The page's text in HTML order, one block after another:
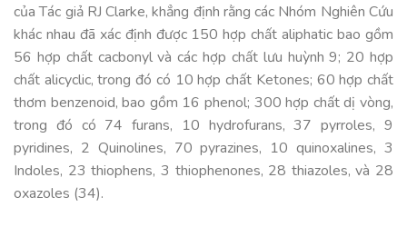
của Tác giả RJ Clarke, khẳng định rằng các Nhóm Nghiên Cứu
khác nhau đã xác định được 150 hợp chất aliphatic bao gồm
56 hợp chất cacbonyl và các hợp chất lưu huỳnh 9; 20 hợp
chất alicyclic, trong đó có 10 hợp chất Ketones; 60 hợp chất
thơm benzenoid, bao gồm 16 phenol; 300 hợp chất dị vòng,
trong đó có 74 furans, 10 hydrofurans, 37 pyrroles, 9
pyridines, 2 Quinolines, 70 pyrazines, 10 quinoxalines, 3
Indoles, 23 thiophens, 3 thiophenones, 28 thiazoles, và 28
oxazoles (34).